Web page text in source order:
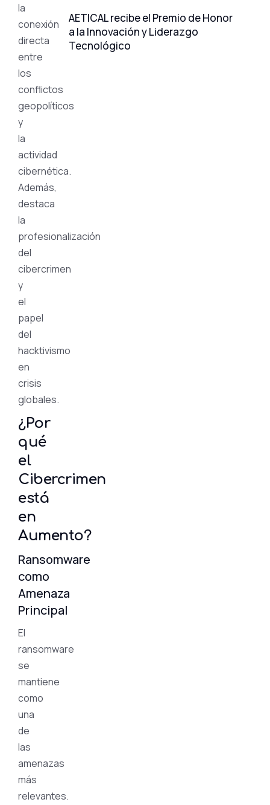
la
conexión
directa
entre
los
conflictos
geopolíticos
y
la
actividad
cibernética.
Además,
destaca
la
profesionalización
del
cibercrimen
y
el
papel
del
hacktivismo
en
crisis
globales.
¿Por
qué
el
Cibercrimen
está
en
Aumento?
Ransomware
como
Amenaza
Principal
El
ransomware
se
mantiene
como
una
de
las
amenazas
más
relevantes.
AETICAL recibe el Premio de Honor
a la Innovación y Liderazgo
Tecnológico